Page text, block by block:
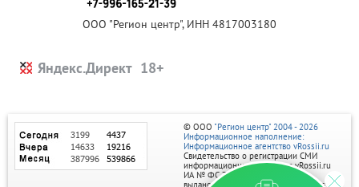
ООО "Регион центр", ИНН 4817003180
Яндекс.Директ
© ООО "Регион центр" 2004 - 2026
Информационное наполнение:
Информационное агентство vRossii.ru
Свидетельство о регистрации СМИ
информационного агентства vRossii.ru
ИА № ФС 77‑35502
выдано РОСКОМНАДЗОРом 04 марта